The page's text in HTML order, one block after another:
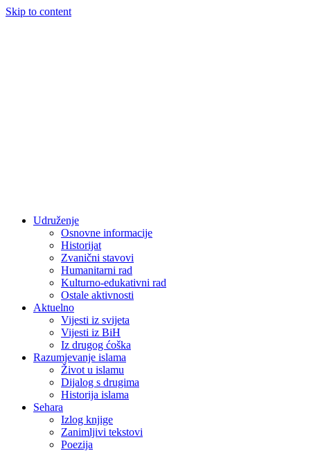
Skip to content
Udruženje
Osnovne informacije
Historijat
Zvanični stavovi
Humanitarni rad
Kulturno-edukativni rad
Ostale aktivnosti
Aktuelno
Vijesti iz svijeta
Vijesti iz BiH
Iz drugog ćoška
Razumjevanje islama
Život u islamu
Dijalog s drugima
Historija islama
Sehara
Izlog knjige
Zanimljivi tekstovi
Poezija